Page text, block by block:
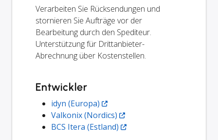
Verarbeiten Sie Rücksendungen und
stornieren Sie Aufträge vor der
Bearbeitung durch den Spediteur.
Unterstützung für Drittanbieter-
Abrechnung über Kostenstellen.
Entwickler
idyn (Europa)
Valkonix (Nordics)
BCS Itera (Estland)